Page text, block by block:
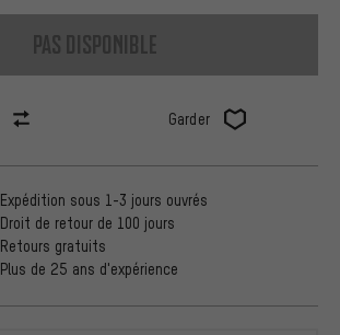
pas disponible
Garder
Expédition sous 1-3 jours ouvrés
Droit de retour de 100 jours
Retours gratuits
Plus de 25 ans d'expérience